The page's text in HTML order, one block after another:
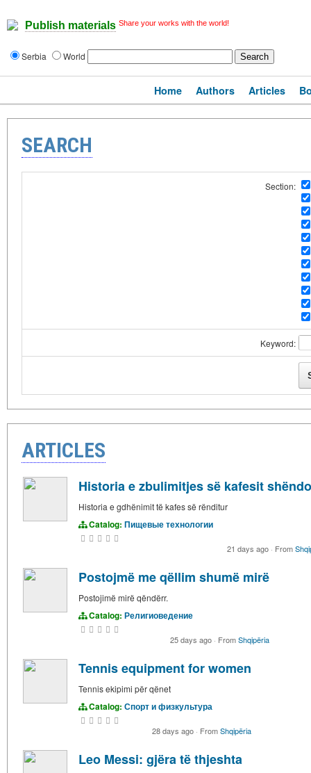
Publish materials Share your works with the world!
Serbia World
Home Authors Articles
SEARCH
Section:
Keyword:
ARTICLES
Historia e zbulimitjes së kafesit
Historia e gdhënimit të kafes së rënditur
Catalog: Пищевые технологии
21 days ago · From
Postojmë me qëllim shumë mirë
Postojimë mirë qëndërr.
Catalog: Религиоведение
25 days ago · FromShqipëria
Tennis equipment for women
Tennis ekipimi për qënet
Catalog: Спорт и физкультура
28 days ago · FromShqipëria
Leo Messi: gjëra të thjeshta